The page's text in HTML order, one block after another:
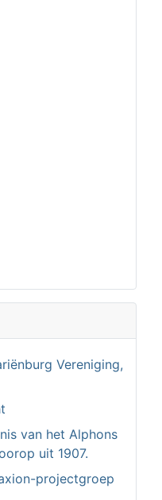
Vereniging,
van het Alphons
uit 1907.
projectgroep